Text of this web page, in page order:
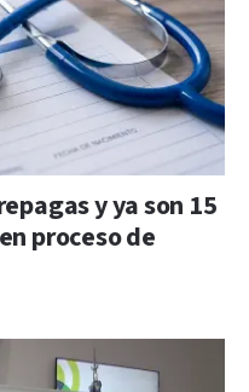
y ya son 15
proceso de